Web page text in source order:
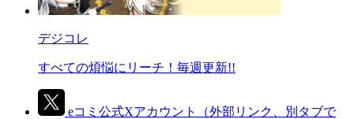
デジコレ
すべての煩悩にリーチ！毎週更新!!
eコミ公式Xアカウント
（外部リンク、別タブで